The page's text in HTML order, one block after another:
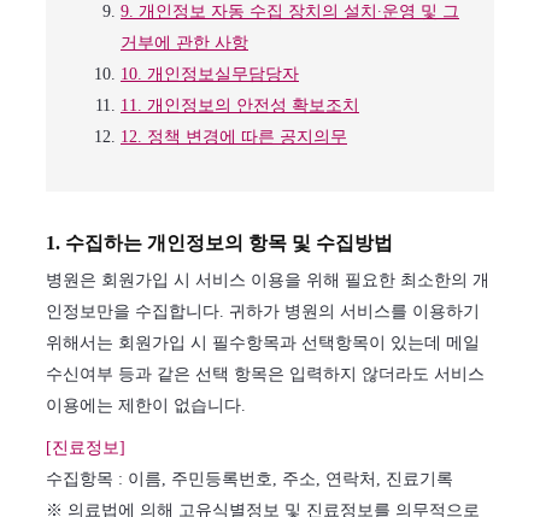
9. 개인정보 자동 수집 장치의 설치∙운영 및 그
거부에 관한 사항
10. 개인정보실무담당자
11. 개인정보의 안전성 확보조치
12. 정책 변경에 따른 공지의무
1. 수집하는 개인정보의 항목 및 수집방법
병원은 회원가입 시 서비스 이용을 위해 필요한 최소한의 개
인정보만을 수집합니다. 귀하가 병원의 서비스를 이용하기
위해서는 회원가입 시 필수항목과 선택항목이 있는데 메일
수신여부 등과 같은 선택 항목은 입력하지 않더라도 서비스
이용에는 제한이 없습니다.
[진료정보]
수집항목 : 이름, 주민등록번호, 주소, 연락처, 진료기록
※ 의료법에 의해 고유식별정보 및 진료정보를 의무적으로